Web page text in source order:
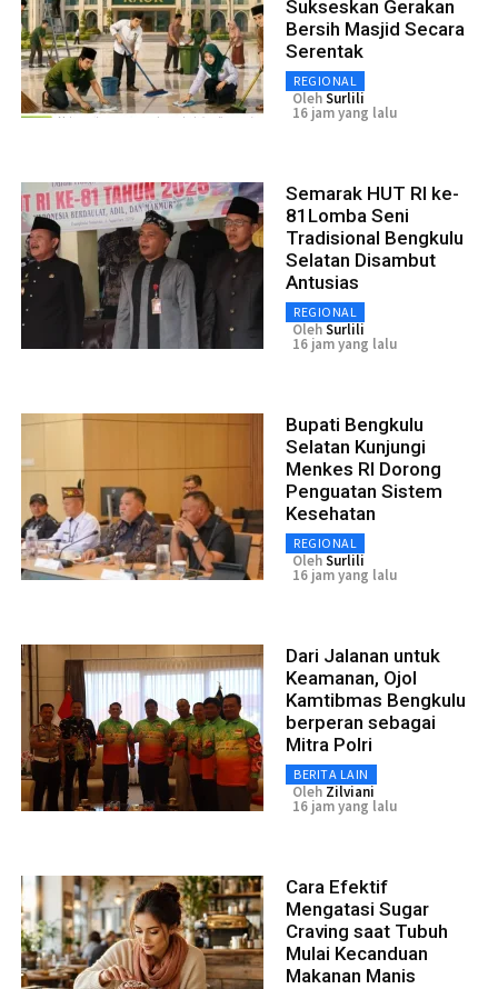
Sukseskan Gerakan
Bersih Masjid Secara
Serentak
REGIONAL
OlehSurlili
16 jam yang lalu
Semarak HUT RI ke-
81Lomba Seni
Tradisional Bengkulu
Selatan Disambut
Antusias
REGIONAL
OlehSurlili
16 jam yang lalu
Bupati Bengkulu
Selatan Kunjungi
Menkes RI Dorong
Penguatan Sistem
Kesehatan
REGIONAL
OlehSurlili
16 jam yang lalu
Dari Jalanan untuk
Keamanan, Ojol
Kamtibmas Bengkulu
berperan sebagai
Mitra Polri
BERITA LAIN
Oleh Zilviani
16 jam yang lalu
Cara Efektif
Mengatasi Sugar
Craving saat Tubuh
Mulai Kecanduan
Makanan Manis